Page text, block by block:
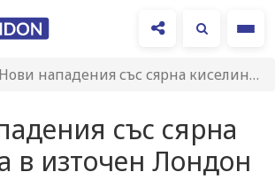
Нови нападения със сярна киселина в източен Лондон
със сярна
в източен Лондон